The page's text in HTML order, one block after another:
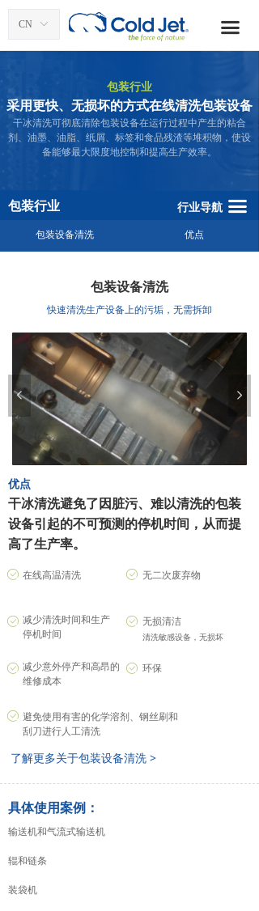
끀
首页
干冰清洗应用
产品
资源
联系我们
关于酷捷
全球办事处
ꀅ
CN
包装行业
采用更快、无损坏的方式在线清洗包装设备
干冰清洗可彻底清除包装设备在运行过程中产生的粘合
剂、油墨、油脂、纸屑、标签和食品残渣等堆积物，使设
备能够最大限度地控制和提高生产效率。
输送机和气流式输送机
辊和链条
装袋机
具体使用案例：
干冰清洗避免了因脏污、难以清洗的包装
设备引起的不可预测的停机时间，从而提
高了生产率。
优点
减少意外停产和高昂的
维修成本
在线高温清洗
减少清洗时间和生产
停机时间
环保
无损清洁
清洗敏感设备，无损坏
无二次废弃物
避免使用有害的化学溶剂、钢丝刷和
刮刀进行人工清洗
了解更多关于包装设备清洗 >
ꂒ
ꂒ
ꂒ
ꂒ
ꂒ
ꂒ
ꂒ
包装设备清洗 优点
快速清洗生产设备上的污垢，无需拆卸
包装设备清洗
넳 넲
包装行业 끀
航空航天
清洗服务
医疗行业
塑料和复材
印刷行业
纺织行业
汽车行业
工程木材
压铸行业
采矿机械
包装行业
电力行业
行业导航